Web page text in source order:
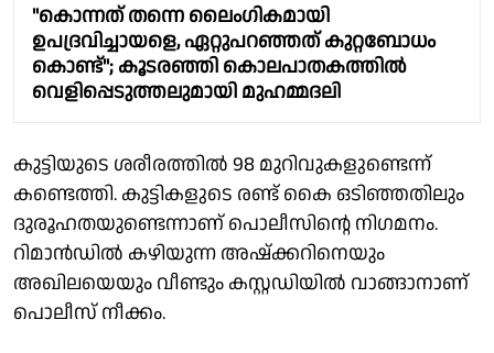
"കൊന്നത് തന്നെ ലൈംഗികമായി
ഉപദ്രവിച്ചായളെ, ഏറ്റുപറഞ്ഞത് കുറ്റബോധം
കൊണ്ട്"; കൂടരഞ്ഞി കൊലപാതകത്തില്‍
വെളിപ്പെടുത്തലുമായി മുഹമ്മദലി
കുട്ടിയുടെ ശരീരത്തില്‍ 98 മുറിവുകളുണ്ടെന്ന്
കണ്ടെത്തി. കുട്ടികളുടെ രണ്ട് കൈ ഒടിഞ്ഞതിലും
ദുരൂഹതയുണ്ടെന്നാണ് പൊലീസിന്റെ നിഗമനം.
റിമാന്‍ഡില്‍ കഴിയുന്ന അഷ്‌ക്കറിനെയും
അഖിലയെയും വീണ്ടും കസ്റ്റഡിയില്‍ വാങ്ങാനാണ്
പൊലീസ് നീക്കം.